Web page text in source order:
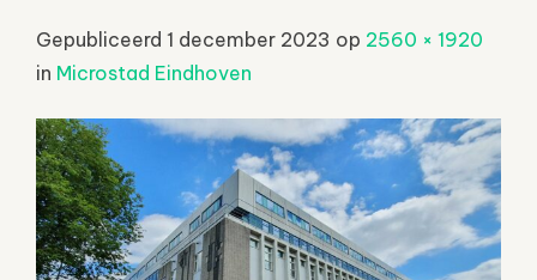
Gepubliceerd 1 december 2023 op 2560 × 1920
in Microstad Eindhoven